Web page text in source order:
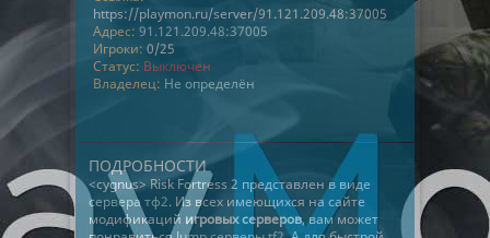
https://playmon.ru/server/91.121.209.48:37005
Адрес: 91.121.209.48:37005
Игроки: 0/25
Статус: Выключен
Владелец: Не определён
ПОДРОБНОСТИ
<cygnus> Risk Fortress 2 представлен в виде
сервера тф2. Из всех имеющихся на сайте
модификаций игровых серверов, вам может